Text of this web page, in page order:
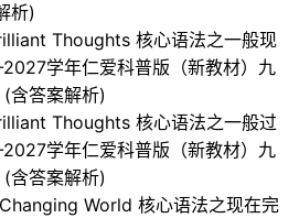
析)
Thoughts 核心语法之一般现
学年仁爱科普版（新教材）九
含答案解析)
Thoughts 核心语法之一般过
学年仁爱科普版（新教材）九
含答案解析)
World 核心语法之现在完